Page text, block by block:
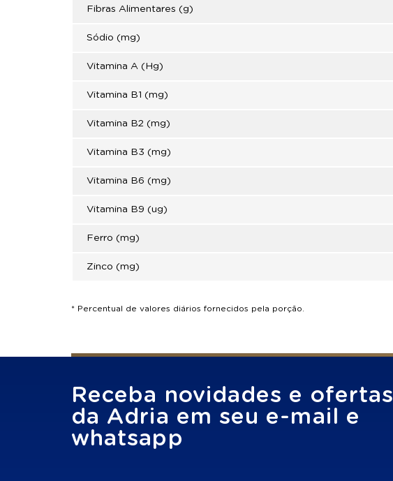
Fibras Alimentares (g)
Sódio (mg)
Vitamina A (Hg)
Vitamina B1 (mg)
Vitamina B2 (mg)
Vitamina B3 (mg)
Vitamina B6 (mg)
Vitamina B9 (ug)
Ferro (mg)
Zinco (mg)
* Percentual de valores diários fornecidos pela porção.
Receba novidades e ofertas
da Adria em seu e-mail e
whatsapp